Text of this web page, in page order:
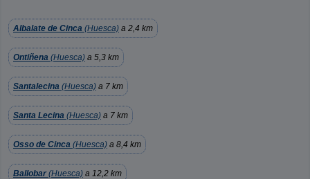
Albalate de Cinca (Huesca) a 2,4 km
Ontiñena (Huesca) a 5,3 km
Santalecina (Huesca) a 7 km
Santa Lecina (Huesca) a 7 km
Osso de Cinca (Huesca) a 8,4 km
Ballobar (Huesca) a 12,2 km